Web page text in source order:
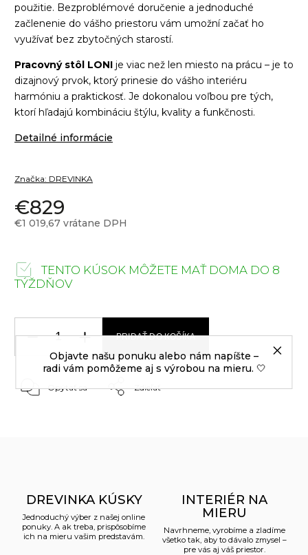
Objavte našu ponuku alebo nám napíšte –
radi vám pomôžeme aj s výrobou na mieru. 🤍
použitie. Bezproblémové doručenie a jednoduché
začlenenie do vášho priestoru vám umožní začať ho
využívať bez zbytočných starostí.
Pracovný stôl LONI je viac než len miesto na prácu – je to
dizajnový prvok, ktorý prinesie do vášho interiéru
harmóniu a praktickosť. Je dokonalou voľbou pre tých,
ktorí hľadajú kombináciu štýlu, kvality a funkčnosti.
Detailné informácie
Značka: DREVINKA
€829
€1 019,67 vrátane DPH
TENTO KÚSOK MÔŽETE MAŤ DOMA DO 8
TÝŽDŇOV
PRIDAŤ DO KOŠÍKA
Opýtať sa Zdieľať
DREVINKA KÚSKY
Jednoduchý výber z našej online
ponuky. A ak treba, prispôsobíme
ich na mieru vašim predstavám.
INTERIÉR NA
MIERU
Navrhneme, vyrobíme a zladíme
všetko tak, aby to dávalo zmysel –
pre vás aj váš priestor.